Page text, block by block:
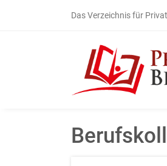
Das Verzeichnis für